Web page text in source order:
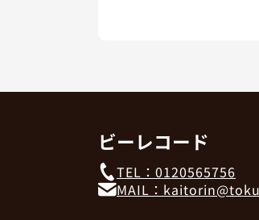
ビーレコード
TEL：0120565756
MAIL：